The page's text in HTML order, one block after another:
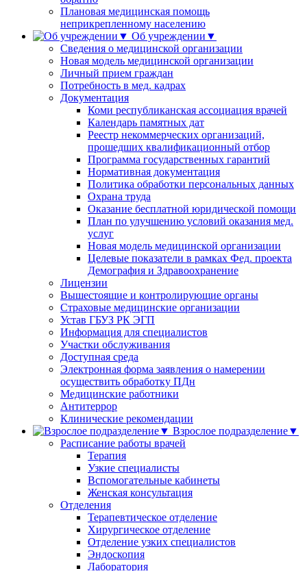
Плановая медицинская помощь
неприкрепленному населению
Об учреждении▼
Сведения о медицинской организации
Новая модель медицинской организации
Личный прием граждан
Потребность в мед. кадрах
Документация
Коми республиканская ассоциация врачей
Календарь памятных дат
Реестр некоммерческих организаций,
прошедших квалификационный отбор
Программа государственных гарантий
Нормативная документация
Политика обработки персональных данных
Охрана труда
Оказание бесплатной юридической помощи
План по улучшению условий оказания мед.
услуг
Новая модель медицинской организации
Целевые показатели в рамках Фед. проекта
Демография и Здравоохранение
Лицензии
Вышестоящие и контролирующие органы
Страховые медицинские организации
Устав ГБУЗ РК ЭГП
Информация для специалистов
Участки обслуживания
Доступная среда
Электронная форма заявления о намерении
осуществить обработку ПДн
Медицинские работники
Антитеррор
Клинические рекомендации
Взрослое подразделение▼
Расписание работы врачей
Терапия
Узкие специалисты
Вспомогательные кабинеты
Женская консультация
Отделения
Терапевтическое отделение
Хирургическое отделение
Отделение узких специалистов
Эндоскопия
Лаборатория